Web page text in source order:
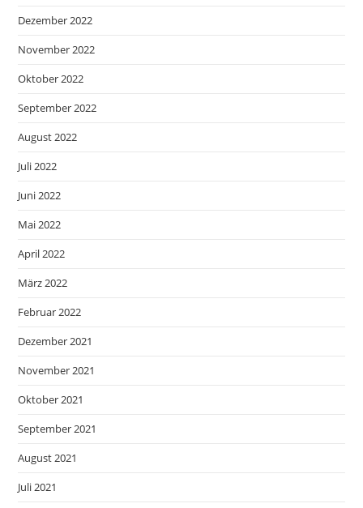
Dezember 2022
November 2022
Oktober 2022
September 2022
August 2022
Juli 2022
Juni 2022
Mai 2022
April 2022
März 2022
Februar 2022
Dezember 2021
November 2021
Oktober 2021
September 2021
August 2021
Juli 2021